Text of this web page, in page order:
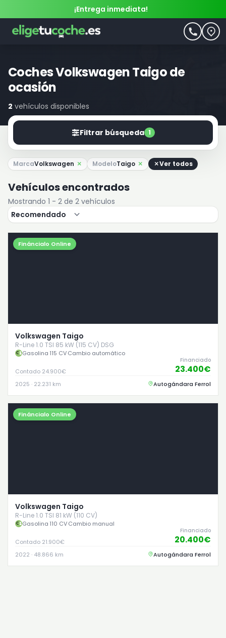
¡Entrega inmediata!
Coches Volkswagen Taigo de
ocasión
2 vehículos disponibles
Filtrar búsqueda 1
MarcaVolkswagen ModeloTaigo Ver todos
Vehículos encontrados
Mostrando 1 - 2 de 2 vehículos
Fináncialo Online
Volkswagen Taigo
R-Line 1.0 TSI 85 kW (115 CV) DSG
Gasolina·115 CV·Cambio automático
Contado 24.900€
Financiado
23.400€
2025 · 22.231 km Autogándara Ferrol
Fináncialo Online
Volkswagen Taigo
R-Line 1.0 TSI 81 kW (110 CV)
Gasolina·110 CV·Cambio manual
Contado 21.900€
Financiado
20.400€
2022 · 48.866 km Autogándara Ferrol